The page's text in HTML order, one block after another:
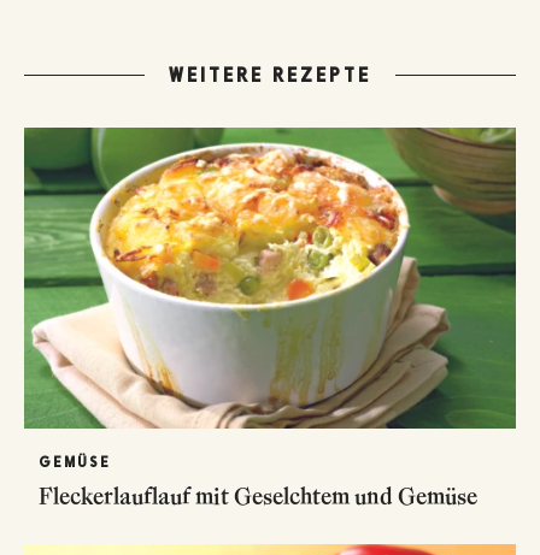
WEITERE REZEPTE
GEMÜSE
Fleckerlauflauf mit Geselchtem und Gemüse